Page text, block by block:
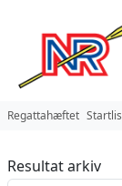
Regattahæftet
Resultat arkiv